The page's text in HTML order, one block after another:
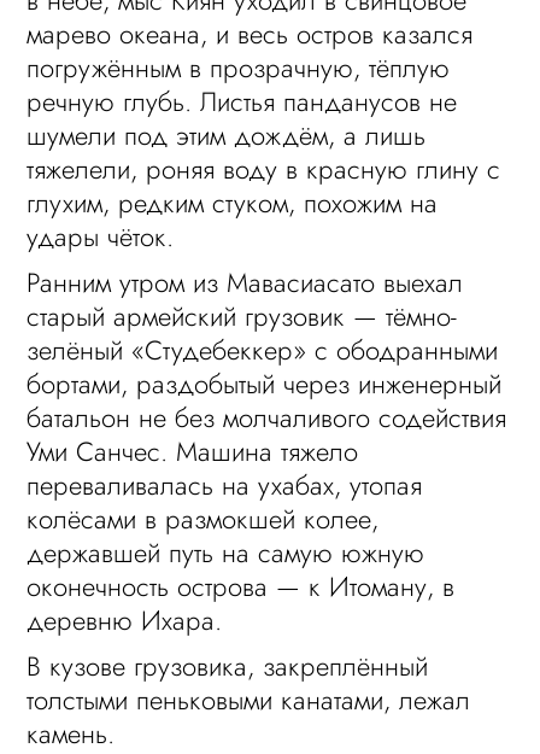
марево океана, и весь остров казался
погружённым в прозрачную, тёплую
речную глубь. Листья панданусов не
шумели под этим дождём, а лишь
тяжелели, роняя воду в красную глину с
глухим, редким стуком, похожим на
удары чёток.
Ранним утром из Мавасиасато выехал
старый армейский грузовик — тёмно-
зелёный «Студебеккер» с ободранными
бортами, раздобытый через инженерный
батальон не без молчаливого содействия
Уми Санчес. Машина тяжело
переваливалась на ухабах, утопая
колёсами в размокшей колее,
державшей путь на самую южную
оконечность острова — к Итоману, в
деревню Ихара.
В кузове грузовика, закреплённый
толстыми пеньковыми канатами, лежал
камень.